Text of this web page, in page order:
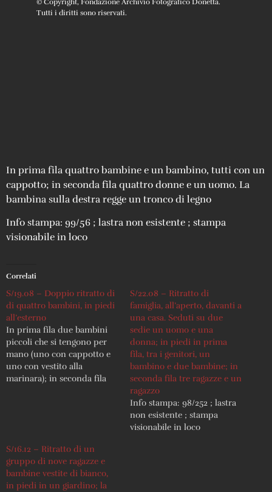
In prima fila quattro bambine e un bambino, tutti con un
cappotto; in seconda fila quattro donne e un uomo. La
bambina sulla destra regge un tronco di legno
Info stampa: 99/56 ; lastra non esistente ; stampa
visionabile in loco
Correlati
S/19.08 – Doppio ritratto di
di quattro bambini, in piedi
all’esterno
In prima fila due bambini
piccoli che si tengono per
mano (uno con cappotto e
uno con vestito alla
marinara); in seconda fila
Timbro sul verso: "Fot.…
S/22.08 – Ritratto di
famiglia, all’aperto, davanti a
una casa. Seduti su due
sedie un uomo e una
donna; in piedi in prima
fila, tra i genitori, un
bambino e due bambine; in
seconda fila tre ragazze e un
ragazzo
Info stampa: 98/252 ; lastra
non esistente ; stampa
visionabile in loco
S/16.12 – Ritratto di un
gruppo di nove ragazze e
bambine vestite di bianco,
in piedi in un giardino; la
© Copyright, Fondazione Archivio Fotografico Donetta.
Tutti i diritti sono riservati.